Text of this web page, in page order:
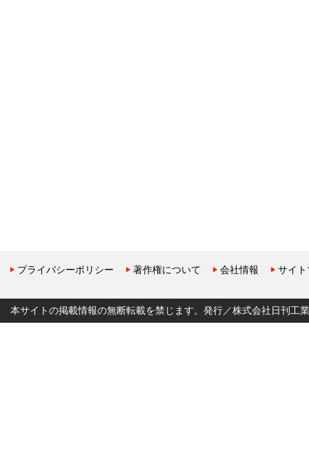
プライバシーポリシー 著作権について 会社情報 サイ
本サイトの掲載情報の無断転載を禁じます。発行／株式会社日刊